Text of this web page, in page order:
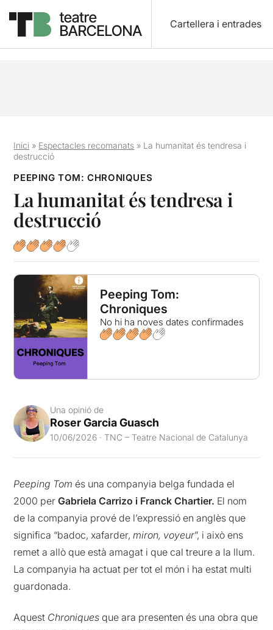
Cartellera i entrades
Inici » Espectacles recomanats » La humanitat és tendresa i
destrucció
PEEPING TOM: CHRONIQUES
La humanitat és tendresa i
destrucció
Peeping Tom:
Chroniques
No hi ha noves dates confirmades
Una opinió de
Roser Garcia Guasch
10/06/2026 · TNC – Teatre Nacional de Catalunya
Peeping Tom és una companyia belga fundada el
2000 perGabriela Carrizo i Franck Chartier. El nom
de la companyia prové de l’expressió en anglès que
significa “badoc, xafarder,miron, voyeur”, i això ens
remet a allò que està amagat i que cal treure a la llum.
La companyia ha actuat per tot el món i ha estat multi
guardonada.
Aquest Chroniques que ara presenten és una obra que